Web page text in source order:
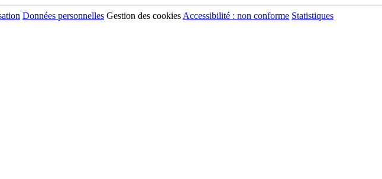
Données personnelles Gestion des cookies Accessibilité : non conforme Statistiques